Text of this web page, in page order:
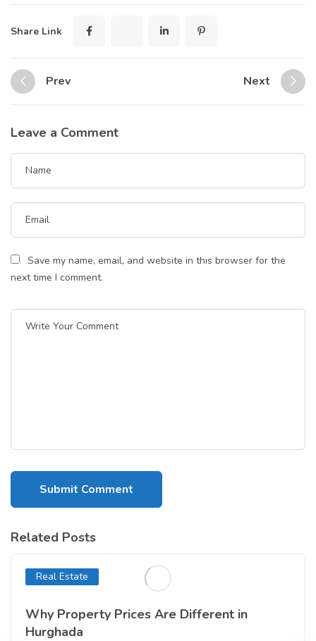
Share Link
Prev Next
Leave a Comment
Save my name, email, and website in this browser for the
next time I comment.
Related Posts
Real Estate
Why Property Prices Are Different in
Hurghada